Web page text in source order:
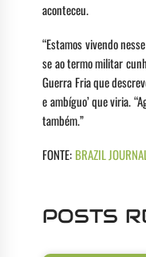
aconteceu.
“Estamos vivendo
se ao termo militar
Guerra Fria que
e ambíguo’ que viria.
também.”
FONTE: BRAZIL
POSTS